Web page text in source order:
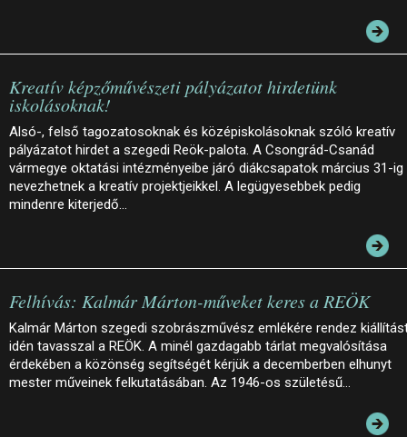
Kreatív képzőművészeti pályázatot hirdetünk
iskolásoknak!
Alsó-, felső tagozatosoknak és középiskolásoknak szóló kreatív
pályázatot hirdet a szegedi Reök-palota. A Csongrád-Csanád
vármegye oktatási intézményeibe járó diákcsapatok március 31-ig
nevezhetnek a kreatív projektjeikkel. A legügyesebbek pedig
mindenre kiterjedő…
Felhívás: Kalmár Márton-műveket keres a REÖK
Kalmár Márton szegedi szobrászművész emlékére rendez
idén tavasszal a REÖK. A minél gazdagabb tárlat megvalósítása
érdekében a közönség segítségét kérjük a decemberben elhunyt
mester műveinek felkutatásában. Az 1946-os születésű…